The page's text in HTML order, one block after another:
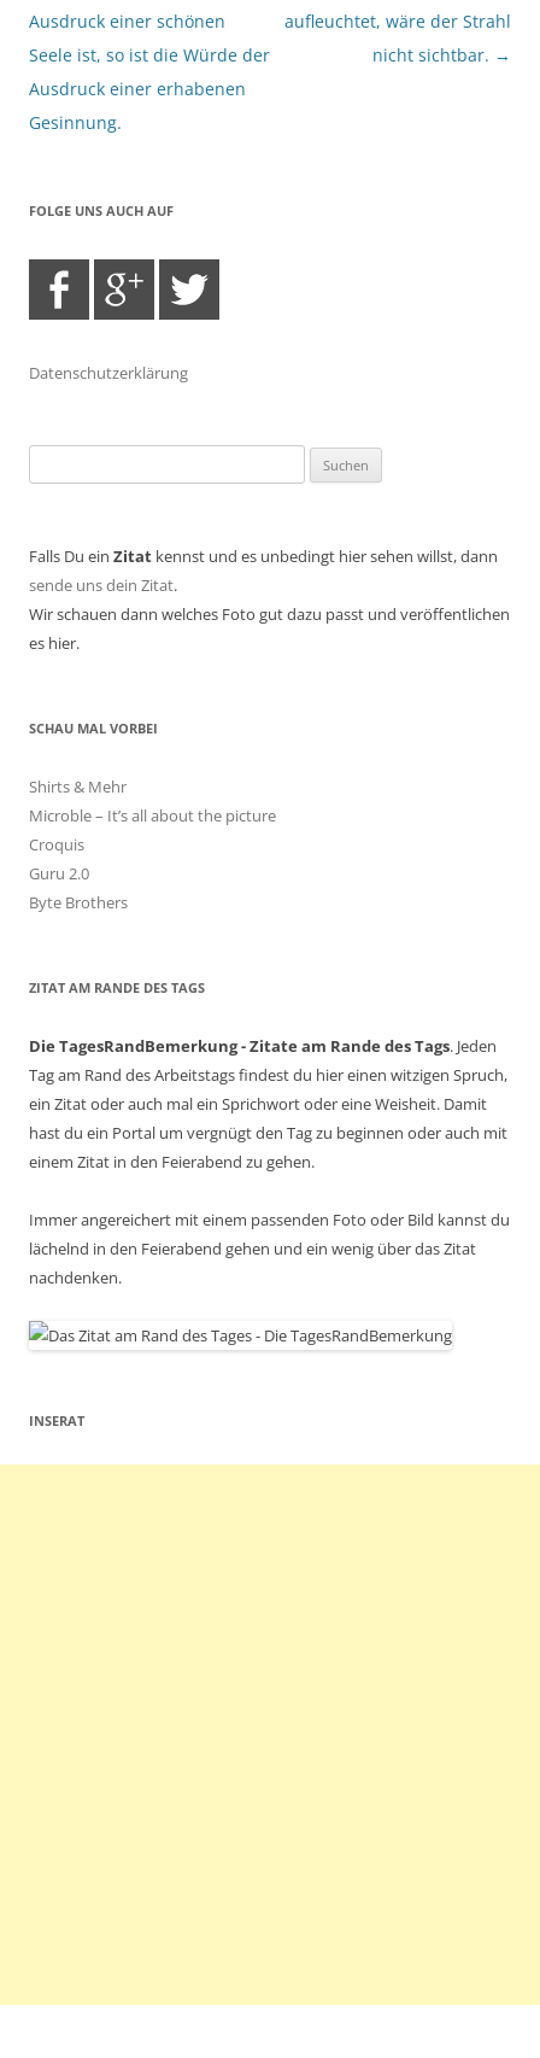
Ausdruck einer schönen
Seele ist, so ist die Würde der
Ausdruck einer erhabenen
Gesinnung.
aufleuchtet, wäre der Strahl
nicht sichtbar. →
FOLGE UNS AUCH AUF
Datenschutzerklärung
nach:
Falls Du ein Zitat kennst und es unbedingt hier sehen willst, dann
sende uns dein Zitat.
Wir schauen dann welches Foto gut dazu passt und veröffentlichen
es hier.
SCHAU MAL VORBEI
Shirts & Mehr
Microble – It’s all about the picture
Croquis
Guru 2.0
Byte Brothers
ZITAT AM RANDE DES TAGS
Die TagesRandBemerkung - Zitate am Rande des Tags. Jeden
Tag am Rand des Arbeitstags findest du hier einen witzigen Spruch,
ein Zitat oder auch mal ein Sprichwort oder eine Weisheit. Damit
hast du ein Portal um vergnügt den Tag zu beginnen oder auch mit
einem Zitat in den Feierabend zu gehen.
Immer angereichert mit einem passenden Foto oder Bild kannst du
lächelnd in den Feierabend gehen und ein wenig über das Zitat
nachdenken.
INSERAT